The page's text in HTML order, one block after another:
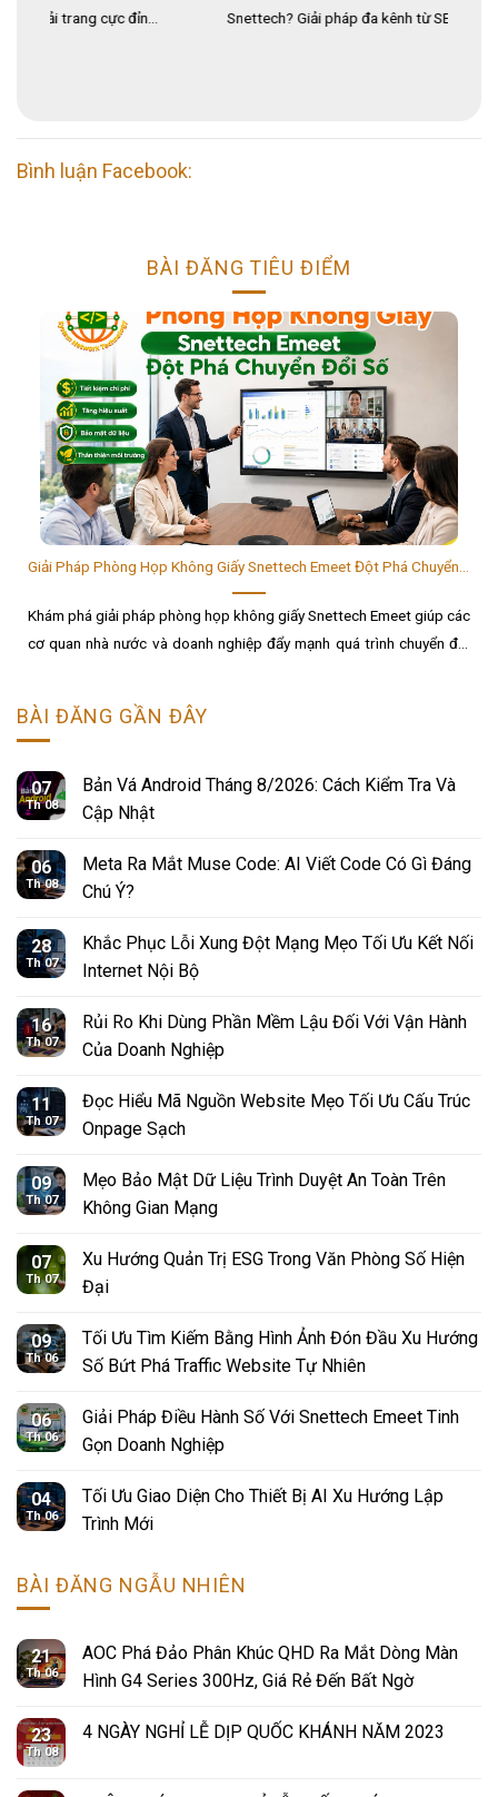
Snettech? Giải pháp đa kênh từ SEO, Social đến AI
Bình luận Facebook:
BÀI ĐĂNG TIÊU ĐIỂM
Khám phá giải pháp phòng họp không giấy Snettech Emeet giúp các
cơ quan nhà nước và doanh nghiệp đẩy mạnh quá trình chuyển đổi
BÀI ĐĂNG GẦN ĐÂY
07
Th 08
Bản Vá Android Tháng 8/2026: Cách Kiểm Tra Và
Cập Nhật
06
Th 08
Meta Ra Mắt Muse Code: AI Viết Code Có Gì Đáng
Chú Ý?
28
Th 07
Khắc Phục Lỗi Xung Đột Mạng Mẹo Tối Ưu Kết Nối
Internet Nội Bộ
16
Th 07
Rủi Ro Khi Dùng Phần Mềm Lậu Đối Với Vận Hành
Của Doanh Nghiệp
11
Th 07
Đọc Hiểu Mã Nguồn Website Mẹo Tối Ưu Cấu Trúc
Onpage Sạch
09
Th 07
Mẹo Bảo Mật Dữ Liệu Trình Duyệt An Toàn Trên
Không Gian Mạng
07
Th 07
Xu Hướng Quản Trị ESG Trong Văn Phòng Số Hiện
Đại
09
Th 06
Tối Ưu Tìm Kiếm Bằng Hình Ảnh Đón Đầu Xu Hướng
Số Bứt Phá Traffic Website Tự Nhiên
06
Th 06
Giải Pháp Điều Hành Số Với Snettech Emeet Tinh
Gọn Doanh Nghiệp
04
Th 06
Tối Ưu Giao Diện Cho Thiết Bị AI Xu Hướng Lập
Trình Mới
BÀI ĐĂNG NGẪU NHIÊN
21
Th 06
AOC Phá Đảo Phân Khúc QHD Ra Mắt Dòng Màn
Hình G4 Series 300Hz, Giá Rẻ Đến Bất Ngờ
23
Th 08
4 NGÀY NGHỈ LỄ DỊP QUỐC KHÁNH NĂM 2023